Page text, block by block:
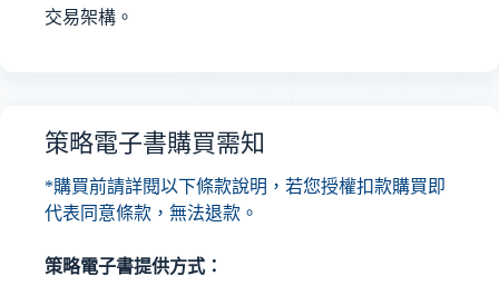
交易架構。
策略電子書購買需知
*購買前請詳閱以下條款說明，若您授權扣款購買即
代表同意條款，無法退款。
策略電子書提供方式：